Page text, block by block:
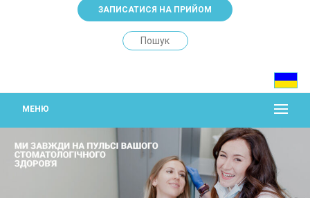
ЗАПИСАТИСЯ НА ПРИЙОМ
Search
МЕНЮ